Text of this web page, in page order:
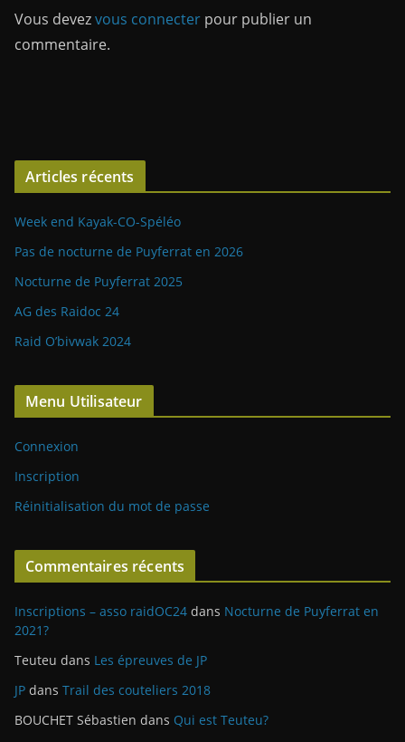
Vous devezvous connecter pour publier un
commentaire.
Articles récents
Week end Kayak-CO-Spéléo
Pas de nocturne de Puyferrat en 2026
Nocturne de Puyferrat 2025
AG des Raidoc 24
Raid O’bivwak 2024
Menu Utilisateur
Connexion
Inscription
Réinitialisation du mot de passe
Commentaires récents
Inscriptions – asso raidOC24 dans Nocturne de Puyferrat en
2021?
Teuteu dans Les épreuves de JP
JP dans Trail des couteliers 2018
BOUCHET Sébastien dans Qui est Teuteu?